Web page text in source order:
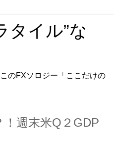
タイル”な
のFXソロジー「ここだけの
週末米Q２GDP